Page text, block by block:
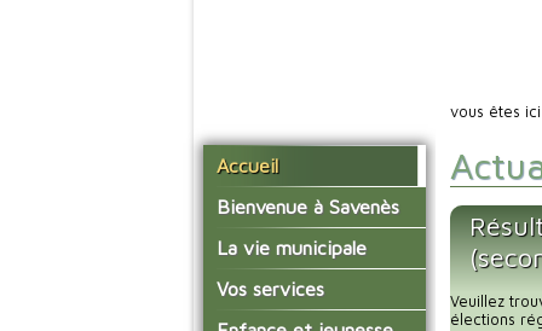
Accueil
Bienvenue à Savenès
Situer Savenès
Savenès en chiffre
L'histoire du village
La vie municipale
Vos élus
Les compte-rendus du
Vos services
La mairie
vous êtes
Veuillez
élections